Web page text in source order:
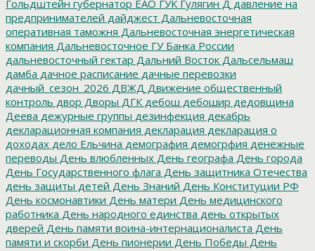
Гольдштейн губернатор ЕАО ГУК Гулягин Д давление на
предпринимателей дайджест Дальневосточная
оперативная таможня Дальневосточная энергетическая
компания Дальневосточное ГУ Банка России
дальневосточный гектар Дальний Восток Дальсельмаш
дамба дачное расписание дачные перевозки
дачный_сезон_2026 ДВЖД Движение общественный
контроль двор Дворы ДГК дебош дебошир дедовщина
Деева дежурные группы дезинфекция декабрь
декларационная компания декларация декларация о
доходах дело Ельчина демография демогрфия денежные
переводы День влюбленных День географа День города
День Государственного флага День защитника Отечества
день защиты детей День Знаний День Конституции РФ
День космонавтики День матери День медицинского
работника День народного единства день открытых
дверей День памяти воина-интернационалиста День
памяти и скорби День пионерии День Победы День